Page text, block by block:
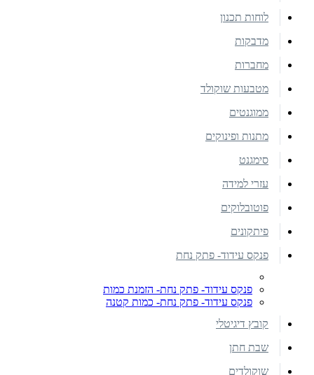
לוחות תכנון
מדבקות
מחברות
מטבעות שוקולד
ממוגנטים
מתנות ופינוקים
סימגנט
עזרי למידה
פוטובלוקים
פיתקונים
פנקס עידוד- פתק נחת
פנקס עידוד- פתק נחת- הזמנת כמות
פנקס עידוד- פתק נחת- כמות קטנה
קובץ דיגיטלי
שבת חתן
שוקולדים